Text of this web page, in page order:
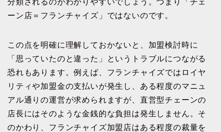
ーン店＝フランチャイズ」ではないのです。
この点を明確に理解しておかないと、加盟検討時に
「思っていたのと違った」というトラブルにつながる
恐れもあります。例えば、フランチャイズではロイヤ
リティや加盟金の支払いが発生し、ある程度のマニュ
アル通りの運営が求められますが、直営型チェーンの
店長にはそのような金銭的な負担は発生しません。そ
のかわり、フランチャイズ加盟店はある程度の裁量を